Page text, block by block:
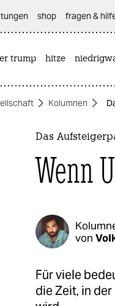
shop fragen &
trump hitze
Kolumnen
Das
Wenn
von
Für viele
die Zeit, in